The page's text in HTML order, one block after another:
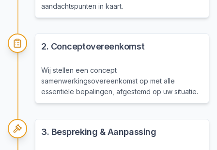
aandachtspunten in kaart.
2. Conceptovereenkomst
Wij stellen een concept
samenwerkingsovereenkomst op met alle
essentiële bepalingen, afgestemd op uw situatie.
3. Bespreking & Aanpassing